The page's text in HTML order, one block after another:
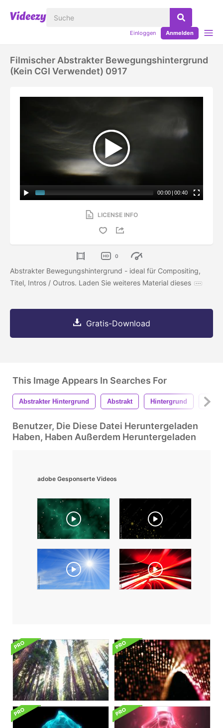
Einloggen Anmelden
Filmischer Abstrakter Bewegungshintergrund
(kein CGI Verwendet) 0917
00:00 | 00:40
LICENSE INFO
0
Abstrakter Bewegungshintergrund - ideal für Compositing,
Titel, Intros / Outros. Laden Sie weiteres Material dieses
Gratis-Download
This Image Appears In Searches For
Abstrakter Hintergrund Abstrakt Hintergrund
Benutzer, Die Diese Datei Heruntergeladen
Haben, Haben Außerdem Heruntergeladen
adobe Gesponserte Videos